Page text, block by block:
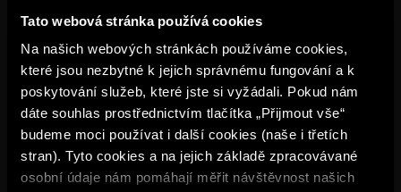
Tato webová stránka používá cookies
Na našich webových stránkách používáme cookies,
které jsou nezbytné k jejich správnému fungování a k
poskytování služeb, které jste si vyžádali. Pokud nám
dáte souhlas prostřednictvím tlačítka „Přijmout vše“
budeme moci používat i další cookies (naše i třetích
stran). Tyto cookies a na jejich základě zpracovávané
osobní údaje nám pomáhají měřit návštěvnost našich
ZÁŘÍ 2019
11. kolo ne, 29. 9., 18:00
1–0